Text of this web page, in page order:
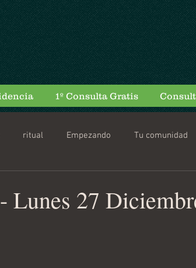
1º Consulta Gratis
ritual Empezando Tu comunidad
Lunes 27